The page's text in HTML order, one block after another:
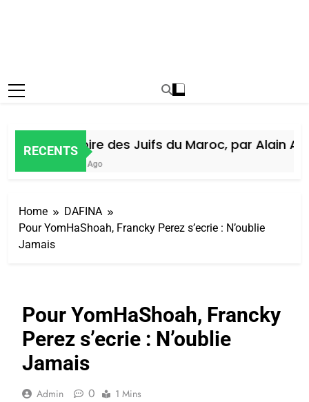
RECENTS
Histoire des Juifs du Maroc, par Alain
7 Jours Ago
Home
DAFINA
Pour YomHaShoah, Francky Perez s’ecrie : N’oublie
Jamais
Pour YomHaShoah, Francky
Perez s’ecrie : N’oublie
Jamais
Admin 0 1 Mins